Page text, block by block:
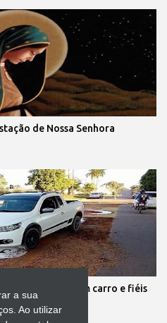
a sua
Ao utilizar
de Nossa Senhora
Christi com carro e fiéis